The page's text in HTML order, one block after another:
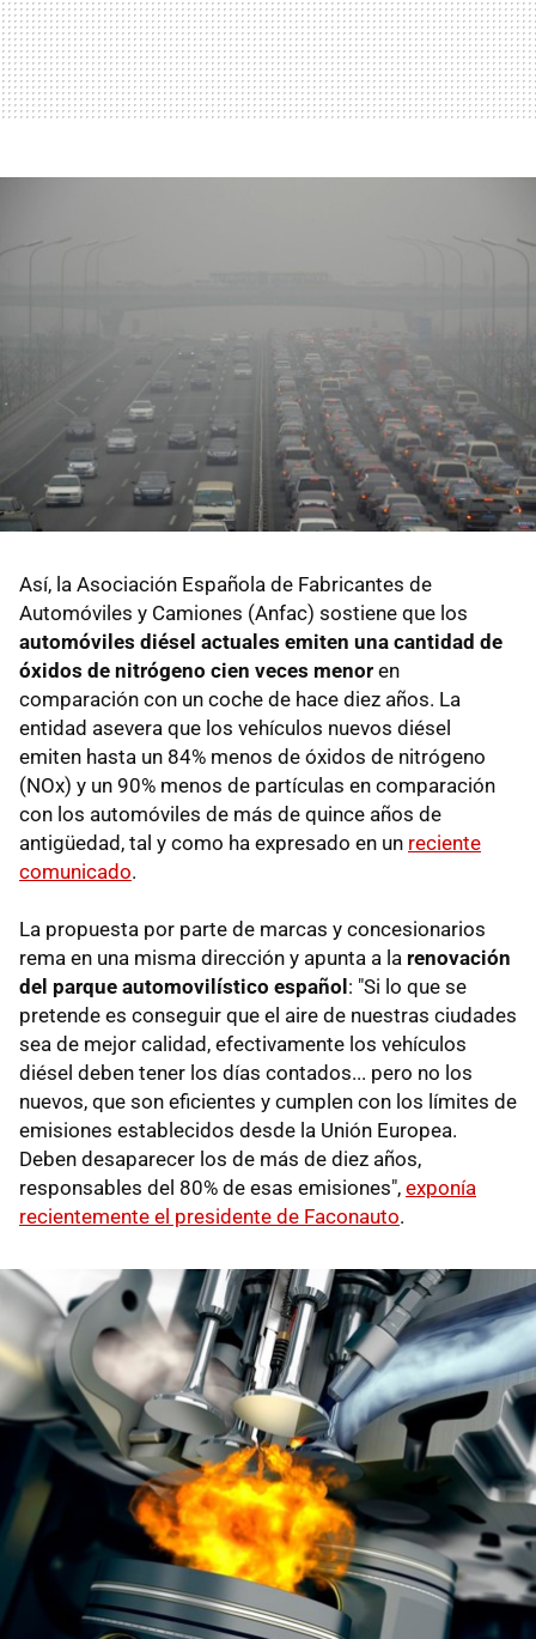
Así, la Asociación Española de Fabricantes de
Automóviles y Camiones (Anfac) sostiene que los
automóviles diésel actuales emiten una cantidad de
óxidos de nitrógeno cien veces menor en
comparación con un coche de hace diez años. La
entidad asevera que los vehículos nuevos diésel
emiten hasta un 84% menos de óxidos de nitrógeno
(NOx) y un 90% menos de partículas en comparación
con los automóviles de más de quince años de
antigüedad, tal y como ha expresado en un reciente
comunicado.
La propuesta por parte de marcas y concesionarios
rema en una misma dirección y apunta a la renovación
del parque automovilístico español : "Si lo que se
pretende es conseguir que el aire de nuestras ciudades
sea de mejor calidad, efectivamente los vehículos
diésel deben tener los días contados... pero no los
nuevos, que son eficientes y cumplen con los límites de
emisiones establecidos desde la Unión Europea.
Deben desaparecer los de más de diez años,
responsables del 80% de esas emisiones", exponía
recientemente el presidente de Faconauto.